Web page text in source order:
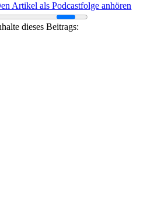
Artikel als Podcastfolge anhören
dieses Beitrags: